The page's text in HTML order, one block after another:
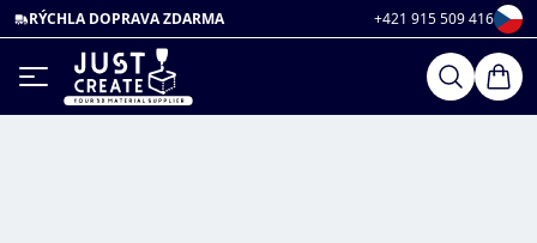
RÝCHLA DOPRAVA ZDARMA +421 915 509 416